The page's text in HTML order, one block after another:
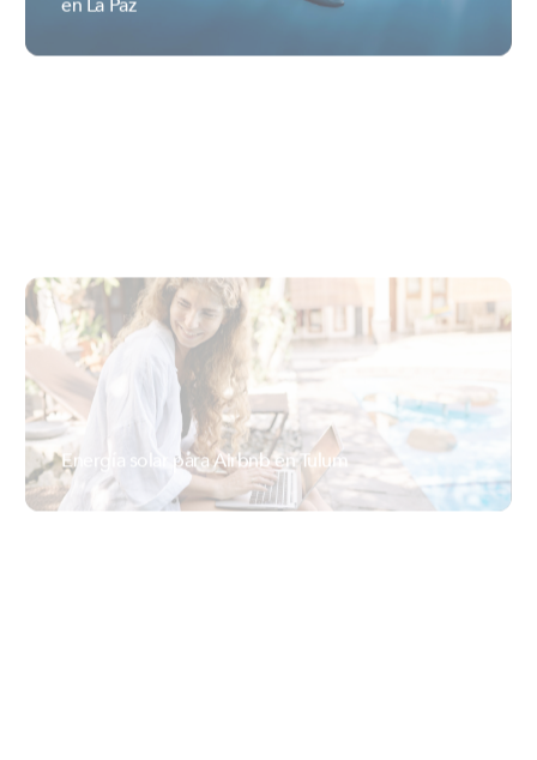
La transición de planta de luz a paneles solares
Iluméxico
ILUMEXICO